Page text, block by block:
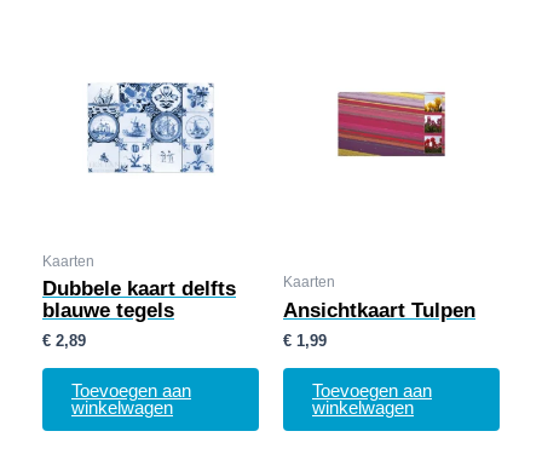
Kaarten
Dubbele kaart delfts
blauwe tegels
€ 2,89
Toevoegen aan
winkelwagen
Kaarten
Ansichtkaart Tulpen
€ 1,99
Toevoegen aan
winkelwagen